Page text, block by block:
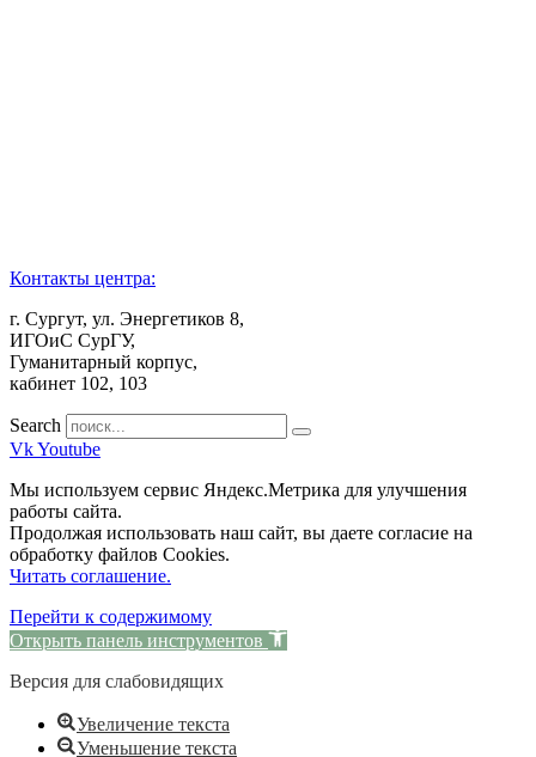
Контакты центра:
г. Сургут, ул. Энергетиков 8,
ИГОиС СурГУ,
Гуманитарный корпус,
кабинет 102, 103
Search
VkYoutube
Мы используем сервис Яндекс.Метрика для улучшения
работы сайта.
Продолжая использовать наш сайт, вы даете согласие на
обработку файлов Cookies.
Читать соглашение.
Перейти к содержимому
Открыть панель инструментов
Версия для слабовидящих
Увеличение текста
Уменьшение текста